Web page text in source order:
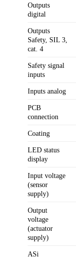
Outputs
digital
Outputs
Safety, SIL 3,
cat. 4
Safety signal
inputs
Inputs analog
PCB
connection
Coating
LED status
display
Input voltage
(sensor
supply)
Output
voltage
(actuator
supply)
ASi